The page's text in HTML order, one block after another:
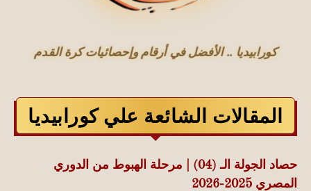
كورابيديا .. الأفضل في أرقام وإحصائيات كرة القدم
المقالات الشائعة علي كورابيديا
حصاد الجولة الـ (04) | مرحلة الهبوط من الدوري
المصري 2025-2026